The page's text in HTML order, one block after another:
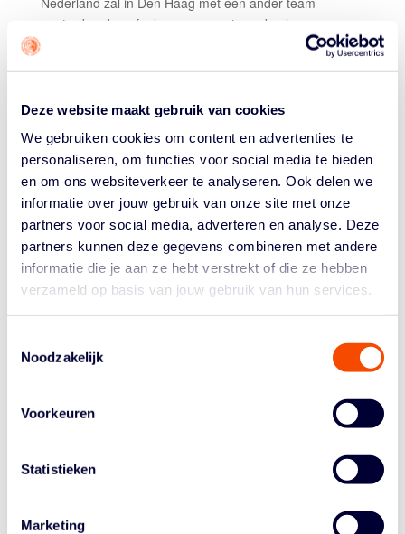
Deze website maakt gebruik van cookies
We gebruiken cookies om content en advertenties te
personaliseren, om functies voor social media te bieden
en om ons websiteverkeer te analyseren. Ook delen we
informatie over jouw gebruik van onze site met onze
partners voor social media, adverteren en analyse. Deze
partners kunnen deze gegevens combineren met andere
informatie die je aan ze hebt verstrekt of die ze hebben
verzameld op basis van jouw gebruik van hun services.
Noodzakelijk
Voorkeuren
Statistieken
Marketing
aantreden dan afgelopen zomer, toen de ploeg een pre-
kwalificatietoernooi speelde voor de Olympische Spelen.
zullen zijn.
STRENGE EISEN
Maarten Hoffer, directeur Nederlandse Basketball Bond:
“We zien dat onze Orange Lions steeds meer fans
hebben. In navolging van de uitverkochte wedstrijden
van de afgelopen 1,5 jaar werd afgelopen zomer zelfs
een training van de mannen massaal bezocht. En in
november was Sporthallen Zuid in Amsterdam al ver
voor de vrouweninterland tegen Oostenrijk uitverkocht.”
De keuze voor Den Haag licht hij als volgt toe: “FIBA, de
accommodaties waar wedstrijden gespeeld mogen
Sportcampus een locatie waar we duizenden fans een
Griekenland een geweldige affiche.”
“Basketbal wordt dagelijks door honderden Hagenaars